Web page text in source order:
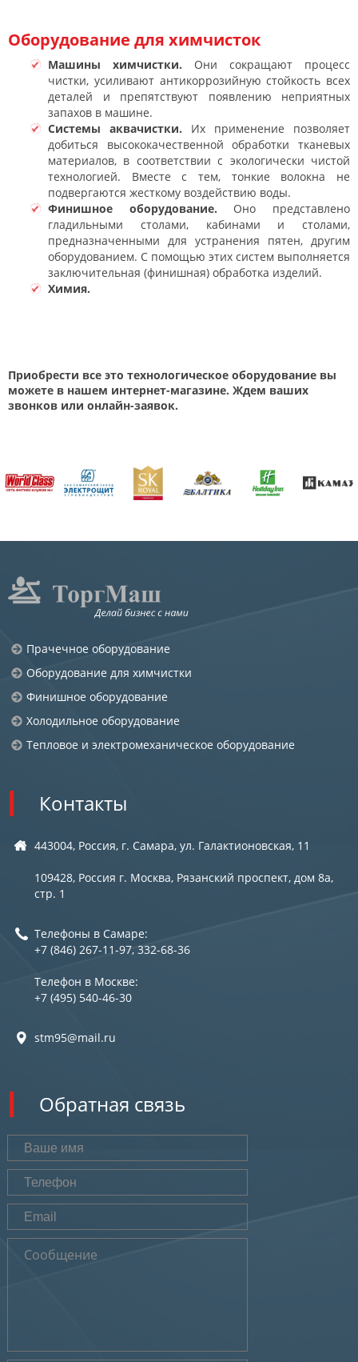
Оборудование для химчисток
Машины химчистки. Они сокращают процесс
чистки, усиливают антикоррозийную стойкость всех
деталей и препятствуют появлению неприятных
запахов в машине.
Системы аквачистки. Их применение позволяет
добиться высококачественной обработки тканевых
материалов, в соответствии с экологически чистой
технологией. Вместе с тем, тонкие волокна не
подвергаются жесткому воздействию воды.
Финишное оборудование. Оно представлено
гладильными столами, кабинами и столами,
предназначенными для устранения пятен, другим
оборудованием. С помощью этих систем выполняется
заключительная (финишная) обработка изделий.
Химия.
Приобрести все это технологическое оборудование вы
можете в нашем интернет-магазине. Ждем ваших
звонков или онлайн-заявок.
Прачечное оборудование
Оборудование для химчистки
Финишное оборудование
Холодильное оборудование
Тепловое и электромеханическое оборудование
Контакты
443004, Россия, г. Самара, ул. Галактионовская, 11
109428, Россия г. Москва, Рязанский проспект, дом 8а,
стр. 1
Телефоны в Самаре:
+7 (846) 267-11-97, 332-68-36
Телефон в Москве:
+7 (495) 540-46-30
stm95@mail.ru
Обратная связь